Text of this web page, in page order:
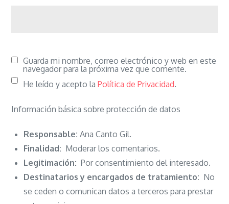
Guarda mi nombre, correo electrónico y web en este
navegador para la próxima vez que comente.
He leído y acepto laPolítica de Privacidad.
Información básica sobre protección de datos
Responsable: Ana Canto Gil.
Finalidad: Moderar los comentarios.
Legitimación: Por consentimiento del interesado.
Destinatarios y encargados de tratamiento: No
se ceden o comunican datos a terceros para prestar